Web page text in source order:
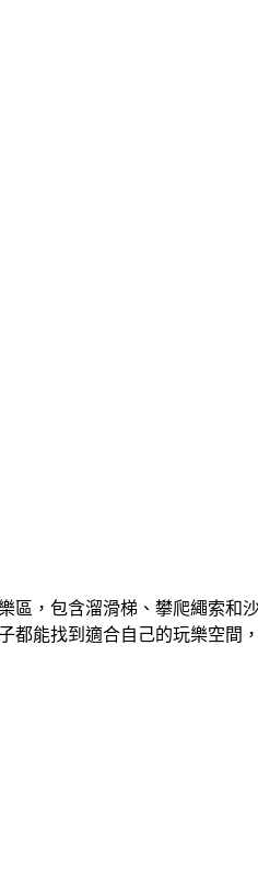
，包含溜滑梯、攀爬繩索和
能找到適合自己的玩樂空間